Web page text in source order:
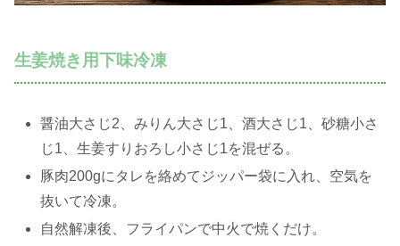
生姜焼き用下味冷凍
醤油大さじ2、みりん大さじ1、酒大さじ1、砂糖小さ
じ1、生姜すりおろし小さじ1を混ぜる。
豚肉200gにタレを絡めてジッパー袋に入れ、空気を
抜いて冷凍。
自然解凍後、フライパンで中火で焼くだけ。